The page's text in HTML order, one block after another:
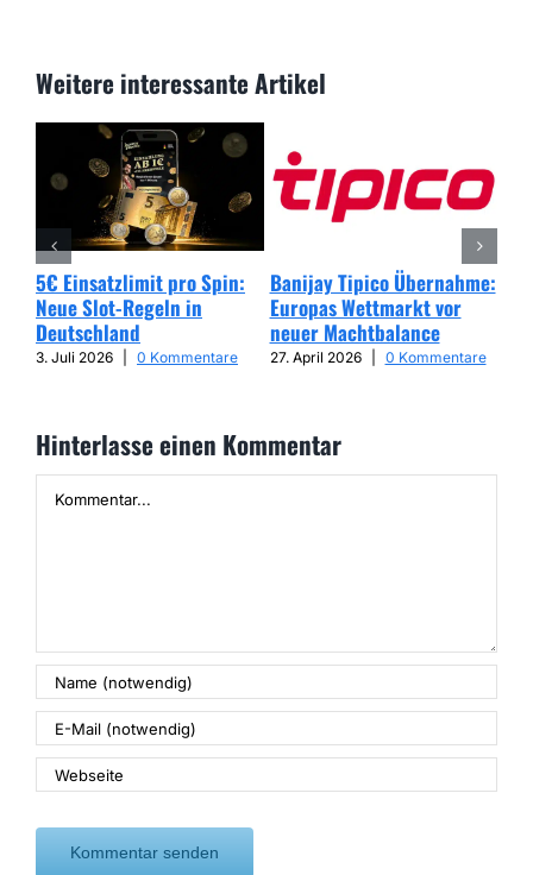
Weitere interessante Artikel
5€ Einsatzlimit pro Spin:
Neue Slot-Regeln in
Deutschland
3. Juli 2026 0 Kommentare
Banijay Tipico Übernahme:
Europas Wettmarkt vor
neuer Machtbalance
27. April 2026 0 Kommentare
Hinterlasse einen Kommentar